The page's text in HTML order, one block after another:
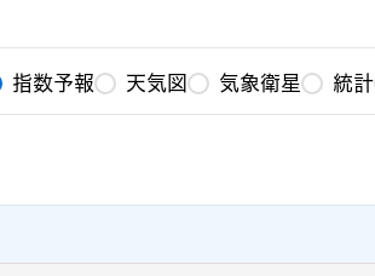
指数予報 天気図 気象衛星 統計